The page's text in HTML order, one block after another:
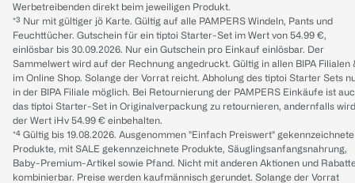
Werbetreibenden direkt beim jeweiligen Produkt.
*³ Nur mit gültiger jö Karte. Gültig auf alle PAMPERS Windeln, Pants und
Feuchttücher. Gutschein für ein tiptoi Starter-Set im Wert von 54.99 €,
einlösbar bis 30.09.2026. Nur ein Gutschein pro Einkauf einlösbar. Der
Sammelwert wird auf der Rechnung angedruckt. Gültig in allen BIPA Filialen
im Online Shop. Solange der Vorrat reicht. Abholung des tiptoi Starter Sets
in der BIPA Filiale möglich. Bei Retournierung der PAMPERS Einkäufe ist
das tiptoi Starter-Set in Originalverpackung zu retournieren, andernfalls wird
der Wert iHv 54.99 € einbehalten.
*⁴ Gültig bis 19.08.2026. Ausgenommen "Einfach Preiswert" gekennzeichnete
Produkte, mit SALE gekennzeichnete Produkte, Säuglingsanfangsnahrung,
Baby-Premium-Artikel sowie Pfand. Nicht mit anderen Aktionen und
kombinierbar. Preise werden kaufmännisch gerundet. Solange der Vorrat